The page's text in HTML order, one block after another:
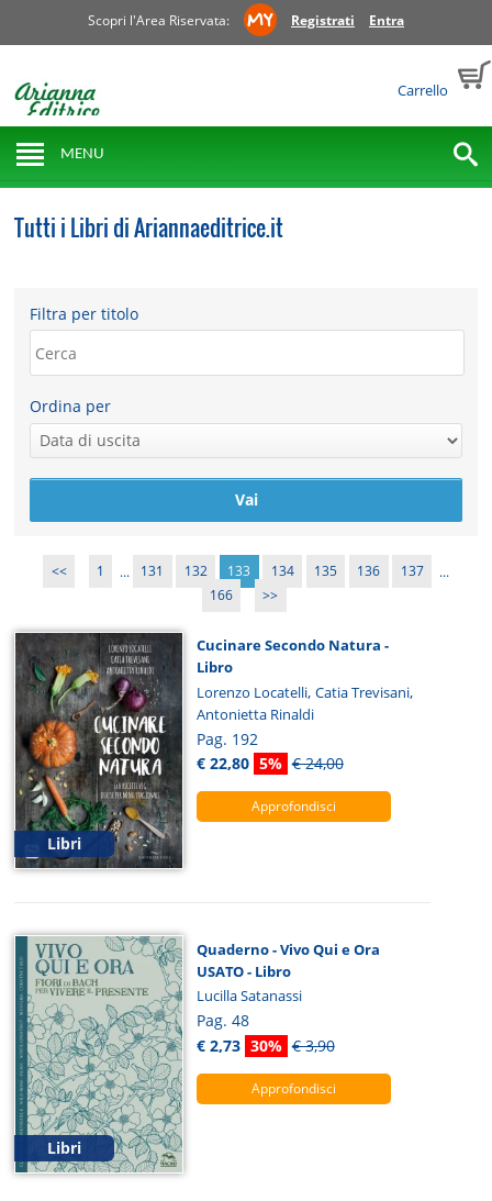
Scopri l'Area Riservata: Registrati Entra
Carrello
MENU
Tutti i Libri di Ariannaeditrice.it
Filtra per titolo
Ordina per
<< 1 ... 131 132 133 134 135 136 137
...
166
>>
Libri
Cucinare Secondo Natura -
Libro
Lorenzo Locatelli, Catia Trevisani,
Antonietta Rinaldi
Pag. 192
€ 22,80 5% € 24,00
Approfondisci
Libri
Quaderno - Vivo Qui e Ora
USATO - Libro
Lucilla Satanassi
Pag. 48
€ 2,73 30% € 3,90
Approfondisci